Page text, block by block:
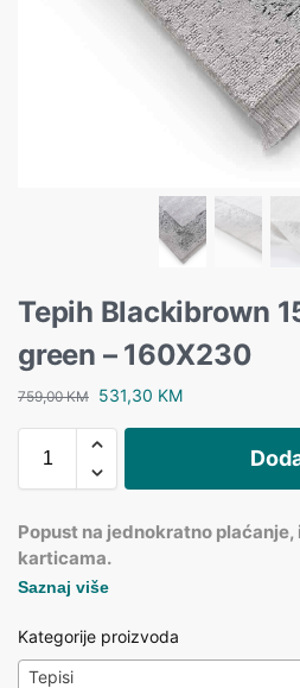
Tepih Blackibrown
green – 160X230
759,00KM 531,30 KM
Popust na jednokratno
karticama.
Saznaj više
Kategorije proizvoda
Tepisi